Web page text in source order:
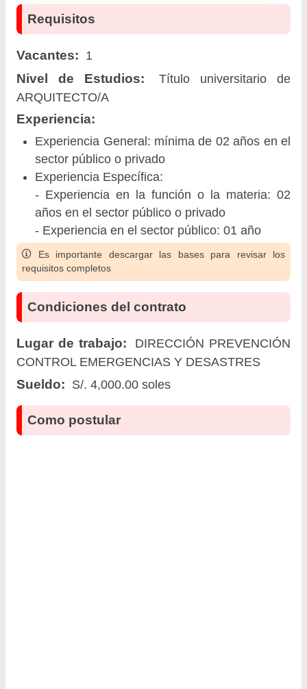
Requisitos
Vacantes: 1
Nivel de Estudios:
Título universitario de
ARQUITECTO/A
Experiencia:
Experiencia General: mínima de 02 años en el
sector público o privado
Experiencia Específica:
- Experiencia en la función o la materia: 02
años en el sector público o privado
- Experiencia en el sector público: 01 año
Es importante descargar las bases para revisar los
requisitos completos
Condiciones del contrato
Lugar de trabajo:
DIRECCIÓN PREVENCIÓN
CONTROL EMERGENCIAS Y DESASTRES
Sueldo: S/. 4,000.00 soles
Como postular